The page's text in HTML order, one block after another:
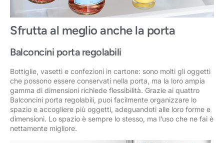
Sfrutta al meglio anche la porta
Balconcini porta regolabili
Bottiglie, vasetti e confezioni in cartone: sono molti gli oggetti
che possono essere conservati nella porta, ma la loro ampia
gamma di dimensioni richiede flessibilità. Grazie ai quattro
Balconcini porta regolabili, puoi facilmente organizzare lo
spazio e accogliere più oggetti, adeguandoti alle loro forme e
dimensioni. Lo spazio è sempre lo stesso, ma l’uso che ne fai è
nettamente migliore.